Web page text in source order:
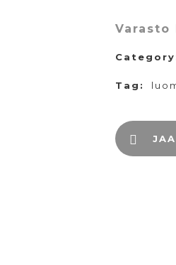
Varasto
Tag:
JAA